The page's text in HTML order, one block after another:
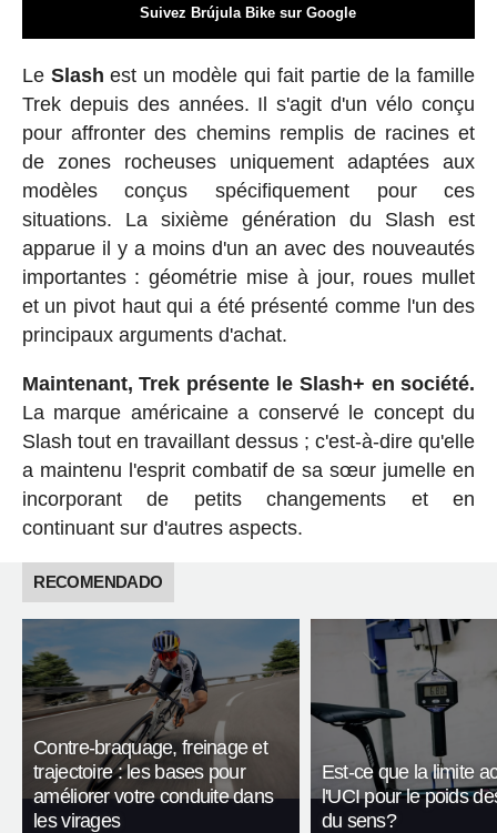
Suivez Brújula Bike sur Google
Le Slash est un modèle qui fait partie de la famille
Trek depuis des années. Il s'agit d'un vélo conçu
pour affronter des chemins remplis de racines et
de zones rocheuses uniquement adaptées aux
modèles conçus spécifiquement pour ces
situations. La sixième génération du Slash est
apparue il y a moins d'un an avec des nouveautés
importantes : géométrie mise à jour, roues mullet
et un pivot haut qui a été présenté comme l'un des
principaux arguments d'achat.
Maintenant, Trek présente le Slash+ en société.
La marque américaine a conservé le concept du
Slash tout en travaillant dessus ; c'est-à-dire qu'elle
a maintenu l'esprit combatif de sa sœur jumelle en
incorporant de petits changements et en
continuant sur d'autres aspects.
RECOMENDADO
Contre-braquage, freinage et
trajectoire : les bases pour
améliorer votre conduite dans
les virages
Est-ce que la limite
l'UCI pour le poids
du sens?